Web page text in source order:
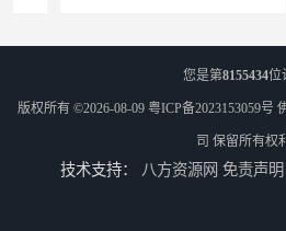
您是第8155434位
版权所有 ©2026-08-09 粤ICP备2023153059号
司 保留所有权
技术支持： 八方资源网 免责声明